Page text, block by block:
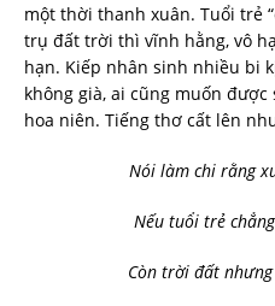
một thời thanh xuân. Tuổi trẻ
trụ đất trời thì vĩnh hằng, vô
hạn. Kiếp nhân sinh nhiều bi
không già, ai cũng muốn
hoa niên. Tiếng thơ cất lên
Nói làm chi rằng
Nếu tuổi trẻ
Còn trời đất